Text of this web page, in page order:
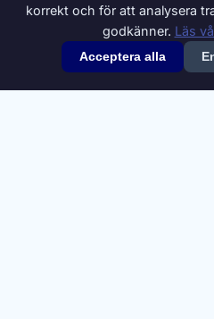
© 2026 Synonymer.it.com –
korrekt och för att analysera
godkänner. Läs
Acceptera alla